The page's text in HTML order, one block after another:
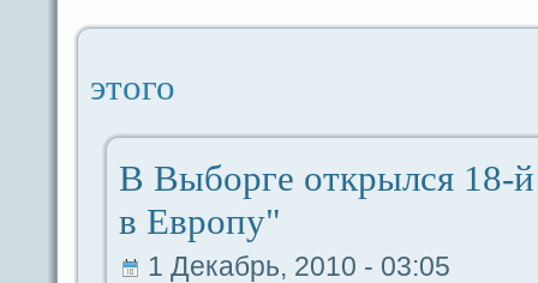
этого
В Выборге открылся 18-
в Европу"
1 Декабрь, 2010 - 03:05